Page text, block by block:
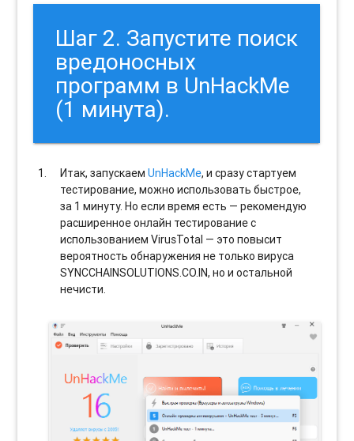
Шаг 2. Запустите поиск
вредоносных
программ в UnHackMe
(1 минута).
Итак, запускаемUnHackMe, и сразу стартуем
тестирование, можно использовать быстрое,
за 1 минуту. Но если время есть — рекомендую
расширенное онлайн тестирование с
использованием VirusTotal — это повысит
вероятность обнаружения не только вируса
SYNCCHAINSOLUTIONS.CO.IN, но и остальной
нечисти.